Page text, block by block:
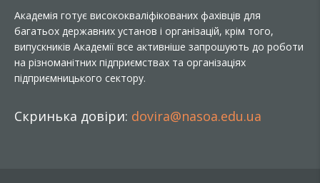
Академія готує висококваліфікованих фахівців для
багатьох державних установ і організацій, крім того,
випускників Академії все активніше запрошують до роботи
на різноманітних підприємствах та організаціях
підприємницького сектору.
Скринька довіри: dovira@nasoa.edu.ua